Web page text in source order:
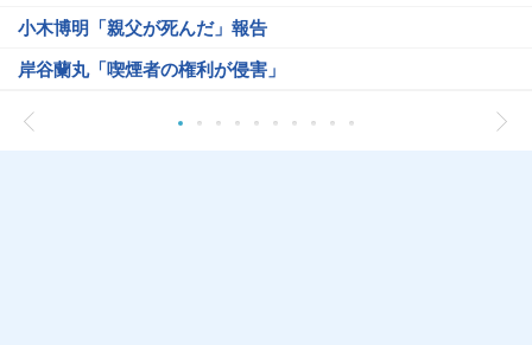
小木博明「親父が死んだ」報告
岸谷蘭丸「喫煙者の権利が侵害」